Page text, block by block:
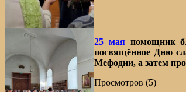
25 маяпомощник
посвящённое Дню
Мефодии, а затем
Просмотров (5)